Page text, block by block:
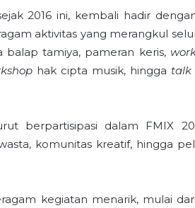
2016 ini, kembali hadir
aktivitas yang merangkul
tamiya, pameran keris,
hak cipta musik, hingga talk
berpartisipasi dalam FMIX
komunitas kreatif, hingga
kegiatan menarik, mulai